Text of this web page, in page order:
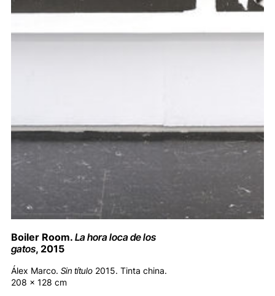
Boiler Room. La hora loca de los
gatos, 2015
Álex Marco. Sin título 2015. Tinta china.
208 x 128 cm